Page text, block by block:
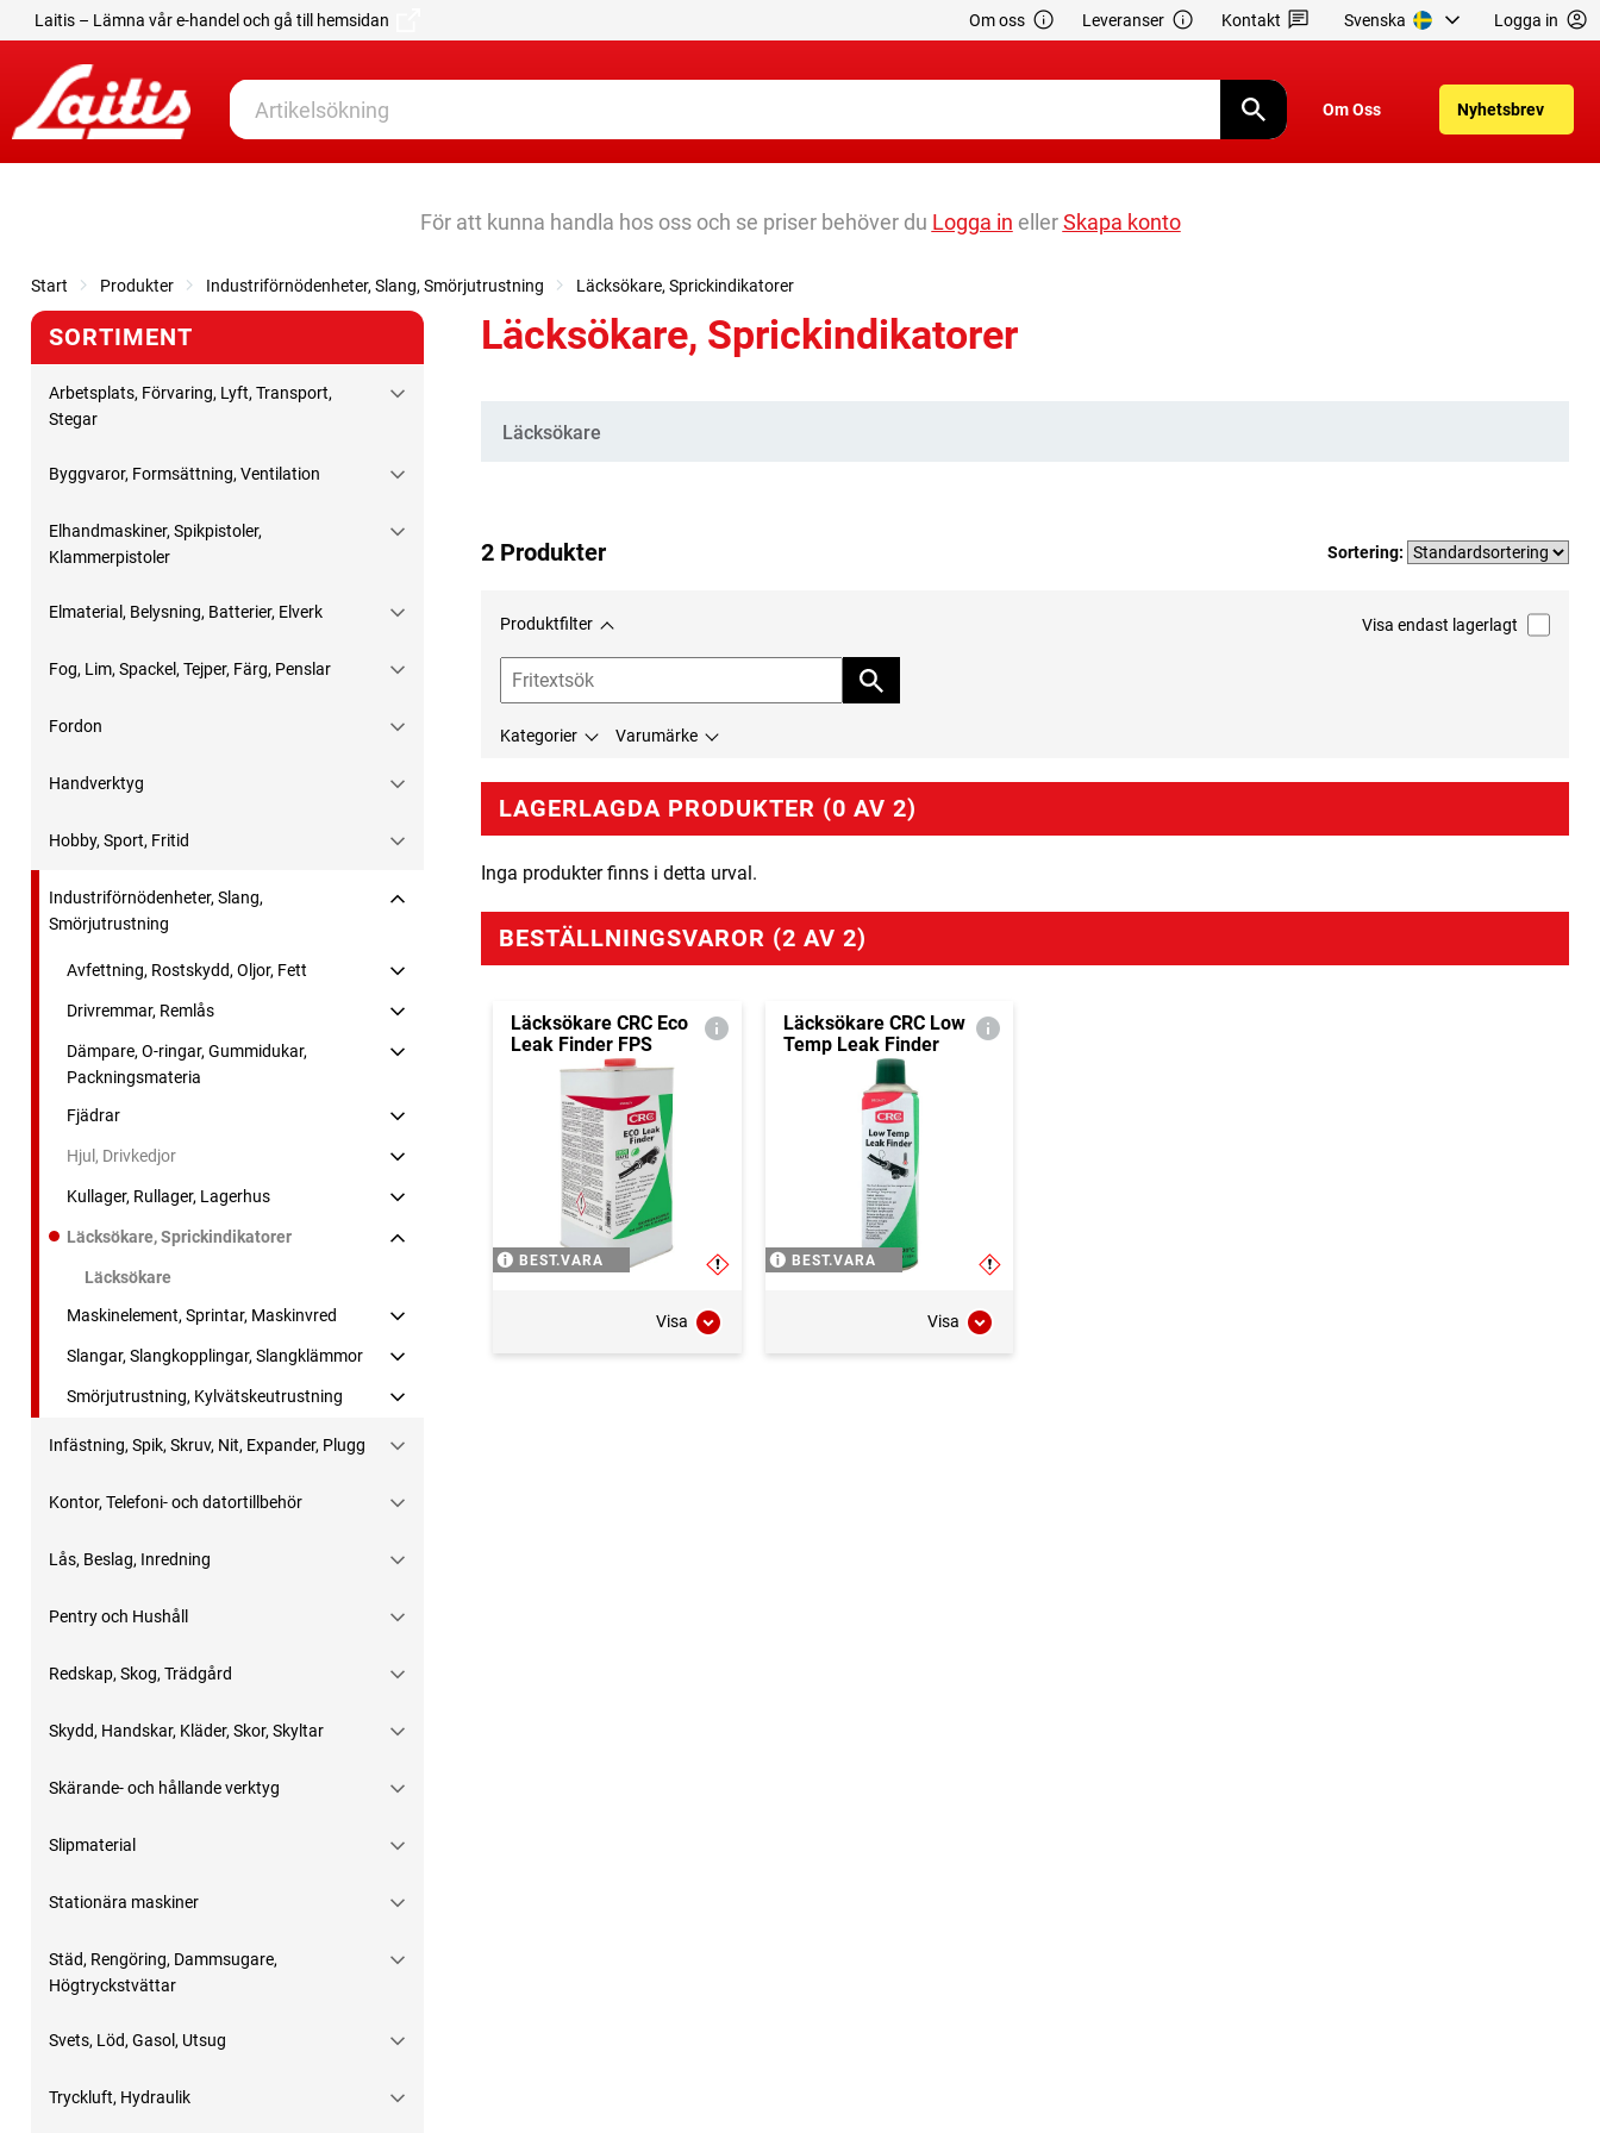
Laitis – Lämna vår e-handel och gå till hemsidan Om oss Leveranser Kontakt Svenska Logga in
Om Oss Nyhetsbrev
För att kunna handla hos oss och se priser behöver du Logga in ellerSkapa konto
Start Produkter Industriförnödenheter, Slang, Smörjutrustning Läcksökare, Sprickindikatorer
SORTIMENT
Arbetsplats, Förvaring, Lyft, Transport,
Stegar
Byggvaror, Formsättning, Ventilation
Elhandmaskiner, Spikpistoler,
Klammerpistoler
Elmaterial, Belysning, Batterier, Elverk
Fog, Lim, Spackel, Tejper, Färg, Penslar
Fordon
Handverktyg
Hobby, Sport, Fritid
Industriförnödenheter, Slang,
Smörjutrustning
Avfettning, Rostskydd, Oljor, Fett
Drivremmar, Remlås
Dämpare, O-ringar, Gummidukar,
Packningsmateria
Fjädrar
Hjul, Drivkedjor
Kullager, Rullager, Lagerhus
Läcksökare, Sprickindikatorer
Läcksökare
Maskinelement, Sprintar, Maskinvred
Slangar, Slangkopplingar, Slangklämmor
Smörjutrustning, Kylvätskeutrustning
Infästning, Spik, Skruv, Nit, Expander, Plugg
Kontor, Telefoni- och datortillbehör
Lås, Beslag, Inredning
Pentry och Hushåll
Redskap, Skog, Trädgård
Skydd, Handskar, Kläder, Skor, Skyltar
Skärande- och hållande verktyg
Slipmaterial
Stationära maskiner
Städ, Rengöring, Dammsugare,
Högtryckstvättar
Svets, Löd, Gasol, Utsug
Tryckluft, Hydraulik
Läcksökare, Sprickindikatorer
Kategorier
Läcksökare
2 Produkter Sortering:
Produktfilter Visa endast lagerlagt
Kategorier Varumärke
LAGERLAGDA PRODUKTER (0 AV 2)
Inga produkter finns i detta urval.
BESTÄLLNINGSVAROR (2 AV 2)
Läcksökare CRC Eco
Leak Finder FPS
BEST.VARA
Visa
Läcksökare CRC Low
Temp Leak Finder
BEST.VARA
Visa